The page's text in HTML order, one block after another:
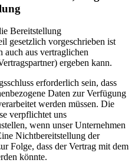
Bereitstellung
gesetzlich vorgeschrieben ist
auch aus vertraglichen
ergeben kann.
erforderlich sein, dass
Daten zur Verfügung
werden müssen. Die
verpflichtet uns
wenn unser Unternehmen
Nichtbereitstellung der
Folge, dass der Vertrag mit dem
könnte.